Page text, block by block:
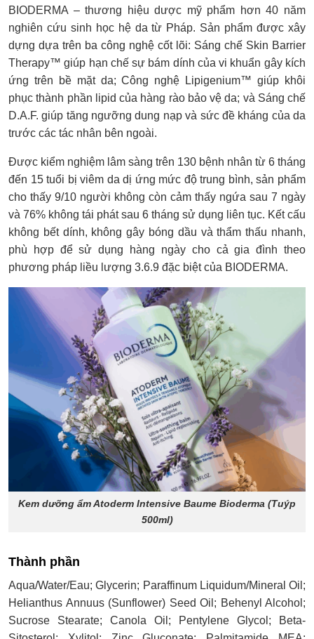
BIODERMA – thương hiệu dược mỹ phẩm hơn 40 năm
nghiên cứu sinh học hệ da từ Pháp. Sản phẩm được xây
dựng dựa trên ba công nghệ cốt lõi: Sáng chế Skin Barrier
Therapy™ giúp hạn chế sự bám dính của vi khuẩn gây kích
ứng trên bề mặt da; Công nghệ Lipigenium™ giúp khôi
phục thành phần lipid của hàng rào bảo vệ da; và Sáng chế
D.A.F. giúp tăng ngưỡng dung nạp và sức đề kháng của da
trước các tác nhân bên ngoài.
Được kiểm nghiệm lâm sàng trên 130 bệnh nhân từ 6 tháng
đến 15 tuổi bị viêm da dị ứng mức độ trung bình, sản phẩm
cho thấy 9/10 người không còn cảm thấy ngứa sau 7 ngày
và 76% không tái phát sau 6 tháng sử dụng liên tục. Kết cấu
không bết dính, không gây bóng dầu và thẩm thấu nhanh,
phù hợp để sử dụng hàng ngày cho cả gia đình theo
phương pháp liều lượng 3.6.9 đặc biệt của BIODERMA.
Kem dưỡng ẩm Atoderm Intensive Baume Bioderma (Tuýp
500ml)
Thành phần
Aqua/Water/Eau; Glycerin; Paraffinum Liquidum/Mineral Oil;
Helianthus Annuus (Sunflower) Seed Oil; Behenyl Alcohol;
Sucrose Stearate; Canola Oil; Pentylene Glycol; Beta-